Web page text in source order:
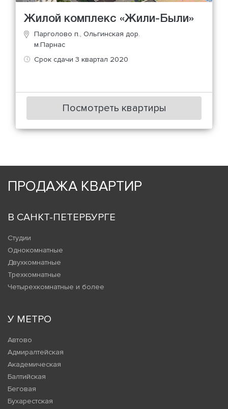
Жилой комплекс «Жили-Были»
Парголово п., Ольгинская дор.
м.Парнас
Срок сдачи 3 квартал 2020
Посмотреть квартиры
ПРОДАЖА КВАРТИР
В САНКТ-ПЕТЕРБУРГЕ
Студии
Однокомнатные
Двухкомнатные
Трехкомнатные
Четырехкомнатные и более
У МЕТРО
Автово
Адмиралтейская
Академическая
Балтийская
Беговая
Бухарестская